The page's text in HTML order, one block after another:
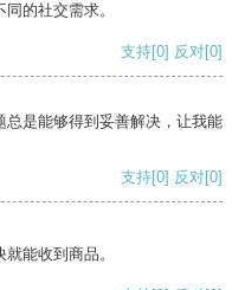
的社交需求。
支持[0] 反对[0]
是能够得到妥善解决，让我能
支持[0] 反对[0]
能收到商品。